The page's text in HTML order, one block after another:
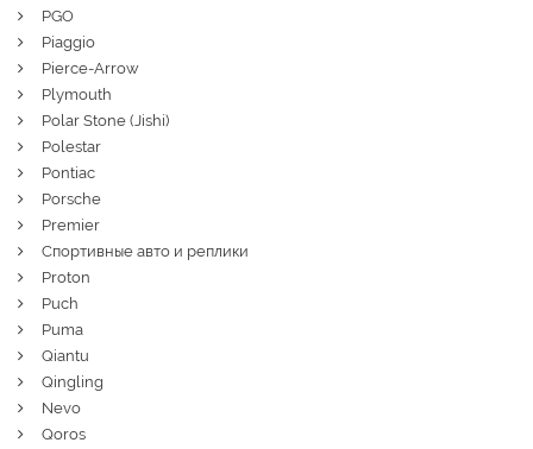
PGO
Piaggio
Pierce-Arrow
Plymouth
Polar Stone (Jishi)
Polestar
Pontiac
Porsche
Premier
Спортивные авто и реплики
Proton
Puch
Puma
Qiantu
Qingling
Nevo
Qoros